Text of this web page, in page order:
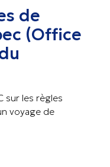
de
(Office
sur les règles
voyage de